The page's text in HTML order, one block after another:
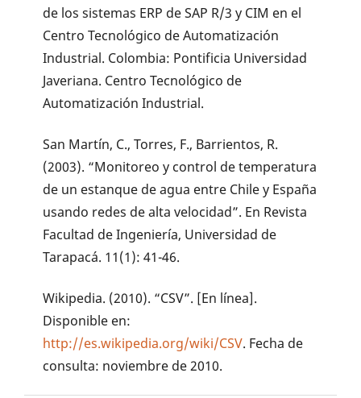
de los sistemas ERP de SAP R/3 y CIM en el
Centro Tecnológico de Automatización
Industrial. Colombia: Pontificia Universidad
Javeriana. Centro Tecnológico de
Automatización Industrial.
San Martín, C., Torres, F., Barrientos, R.
(2003). “Monitoreo y control de temperatura
de un estanque de agua entre Chile y España
usando redes de alta velocidad”. En Revista
Facultad de Ingeniería, Universidad de
Tarapacá. 11(1): 41-46.
Wikipedia. (2010). “CSV”. [En línea].
Disponible en:
http://es.wikipedia.org/wiki/CSV. Fecha de
consulta: noviembre de 2010.